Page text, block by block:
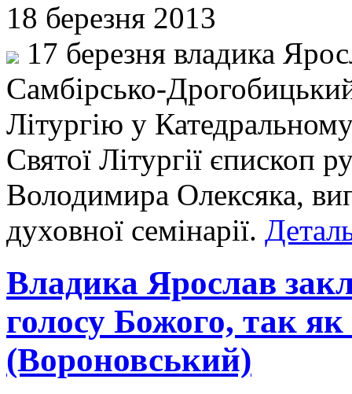
18 березня 2013
17 березня владика
Самбірсько-
Літургію у
Святої Літургії єпископ
Володимира Олексяка,
духовної семінарії.
Владика Ярослав
голосу Божого, так
(Вороновський)